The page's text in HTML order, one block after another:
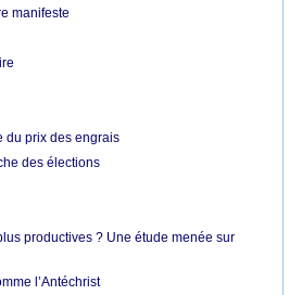
manifeste
du prix des engrais
des élections
productives ? Une étude menée sur
l’Antéchrist